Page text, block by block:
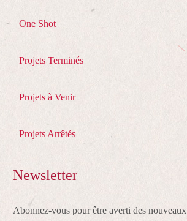
One Shot
Projets Terminés
Projets à Venir
Projets Arrêtés
Newsletter
Abonnez-vous pour être averti des nouveaux